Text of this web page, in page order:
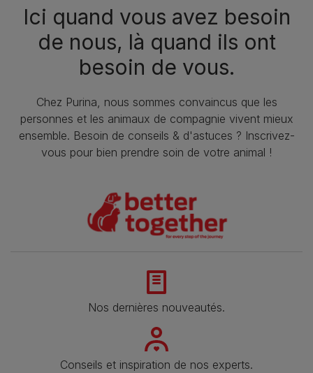
Ici quand vous avez besoin
de nous, là quand ils ont
besoin de vous.
Chez Purina, nous sommes convaincus que les
personnes et les animaux de compagnie vivent mieux
ensemble. Besoin de conseils & d'astuces ? Inscrivez-
vous pour bien prendre soin de votre animal !
Nos dernières nouveautés.
Conseils et inspiration de nos experts.